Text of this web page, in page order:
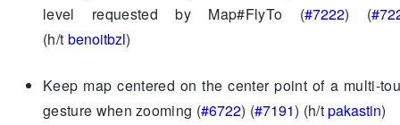
level requested by Map#FlyTo (#7222) (
(h/t benoitbzl)
Keep map centered on the center point of a multi-
gesture when zooming (#6722) (#7191) (h/tpakastin)